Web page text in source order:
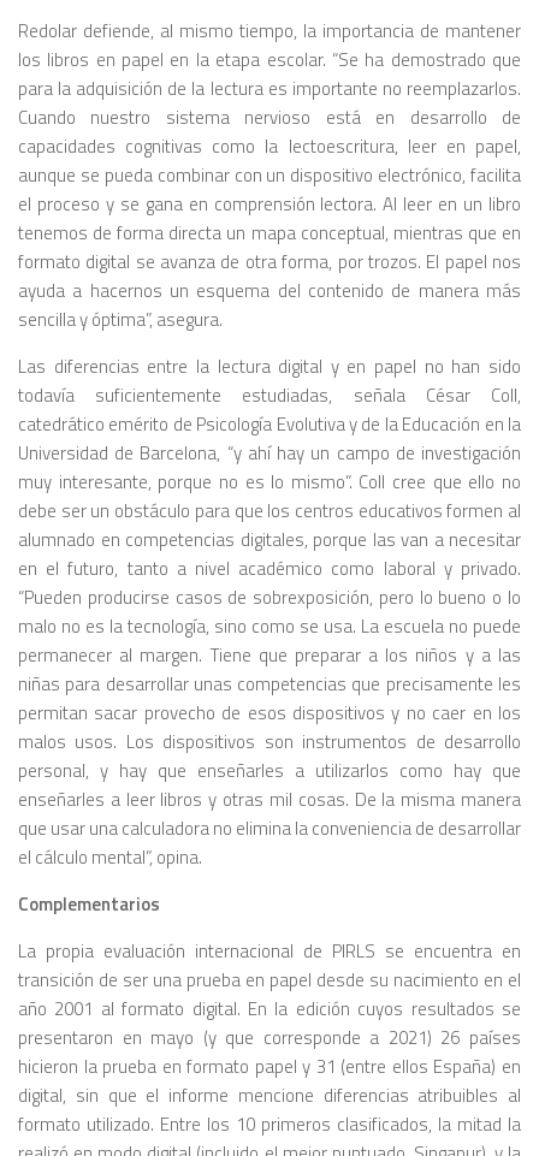
Redolar defiende, al mismo tiempo, la importancia de mantener
los libros en papel en la etapa escolar. “Se ha demostrado que
para la adquisición de la lectura es importante no reemplazarlos.
Cuando nuestro sistema nervioso está en desarrollo de
capacidades cognitivas como la lectoescritura, leer en papel,
aunque se pueda combinar con un dispositivo electrónico, facilita
el proceso y se gana en comprensión lectora. Al leer en un libro
tenemos de forma directa un mapa conceptual, mientras que en
formato digital se avanza de otra forma, por trozos. El papel nos
ayuda a hacernos un esquema del contenido de manera más
sencilla y óptima”, asegura.
Las diferencias entre la lectura digital y en papel no han sido
todavía suficientemente estudiadas, señala César Coll,
catedrático emérito de Psicología Evolutiva y de la Educación en la
Universidad de Barcelona, “y ahí hay un campo de investigación
muy interesante, porque no es lo mismo”. Coll cree que ello no
debe ser un obstáculo para que los centros educativos formen al
alumnado en competencias digitales, porque las van a necesitar
en el futuro, tanto a nivel académico como laboral y privado.
“Pueden producirse casos de sobrexposición, pero lo bueno o lo
malo no es la tecnología, sino como se usa. La escuela no puede
permanecer al margen. Tiene que preparar a los niños y a las
niñas para desarrollar unas competencias que precisamente les
permitan sacar provecho de esos dispositivos y no caer en los
malos usos. Los dispositivos son instrumentos de desarrollo
personal, y hay que enseñarles a utilizarlos como hay que
enseñarles a leer libros y otras mil cosas. De la misma manera
que usar una calculadora no elimina la conveniencia de desarrollar
el cálculo mental”, opina.
Complementarios
La propia evaluación internacional de PIRLS se encuentra en
transición de ser una prueba en papel desde su nacimiento en el
año 2001 al formato digital. En la edición cuyos resultados se
presentaron en mayo (y que corresponde a 2021) 26 países
hicieron la prueba en formato papel y 31 (entre ellos España) en
digital, sin que el informe mencione diferencias atribuibles al
formato utilizado. Entre los 10 primeros clasificados, la mitad la